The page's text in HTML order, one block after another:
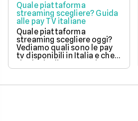
Quale piattaforma
streaming scegliere? Guida
alle pay TV italiane
Quale piattaforma
streaming scegliere oggi?
Vediamo quali sono le pay
tv disponibili in Italia e che
offrono.